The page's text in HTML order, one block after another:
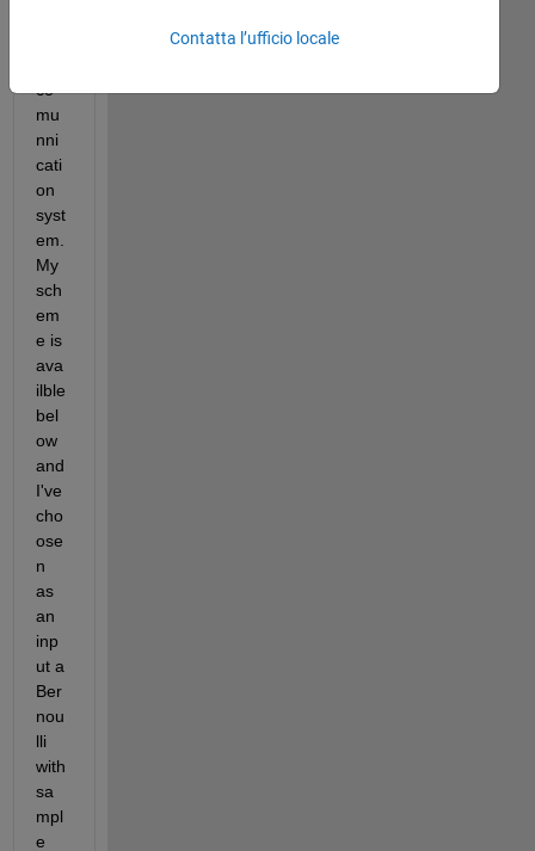
co
mu
nni
cati
on
syst
em.
My
sch
em
e is
ava
ilble
bel
ow
and
I've
cho
ose
n
as
an
inp
ut a
Ber
nou
lli
with
sa
mpl
e
Contatta l’ufficio locale